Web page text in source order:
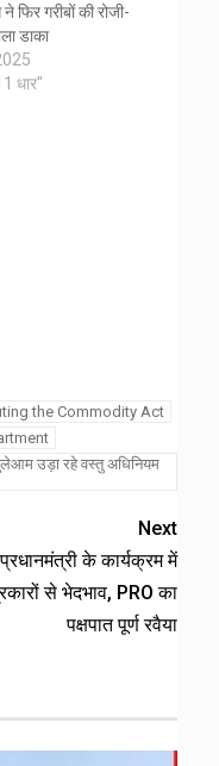
फिर गरीबों की रोजी-
डाका
धार"
the Commodity Act
उड़ा रहे वस्तु अधिनियम
Next
प्रधानमंत्री के कार्यक्रम में
से भेदभाव, PRO का
पक्षपात पूर्ण रवैया